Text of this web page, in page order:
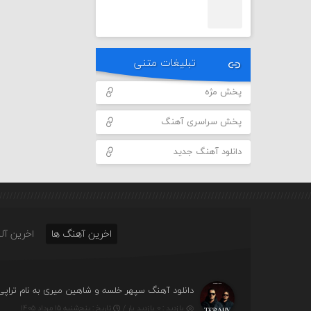
تبلیغات متنی
پخش مژه
پخش سراسری آهنگ
دانلود آهنگ جدید
اخرین آهنگ ها اخرین
دانلود آهنگ سپهر خلسه و شاهین میری به نام
بازدید : ۰ بازدید بار / تاریخ : پنج‌شنبه ۱۵ مرداد ۱۴۰۵